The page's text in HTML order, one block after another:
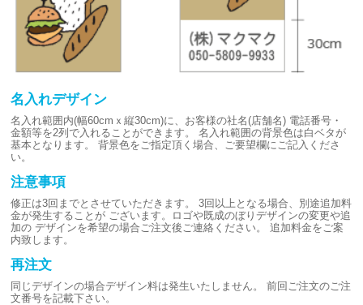
名入れデザイン
名入れ範囲内(幅60cmｘ縦30cm)に、お客様の社名(店舗名) 電話番号・
金額等を2列で入れることができます。
名入れ範囲の背景色は白ベタが
基本となります。
背景色をご指定頂く場合、ご要望欄にご記入くださ
い。
注意事項
修正は3回までとさせていただきます。
3回以上となる場合、別途追加料
金が発生することが ございます。ロゴや既成のぼりデザインの変更や追
加の デザインを希望の場合ご注文後ご連絡ください。
追加料金をご案
内致します。
再注文
同じデザインの場合デザイン料は発生いたしません。
前回ご注文のご注
文番号を記載下さい。